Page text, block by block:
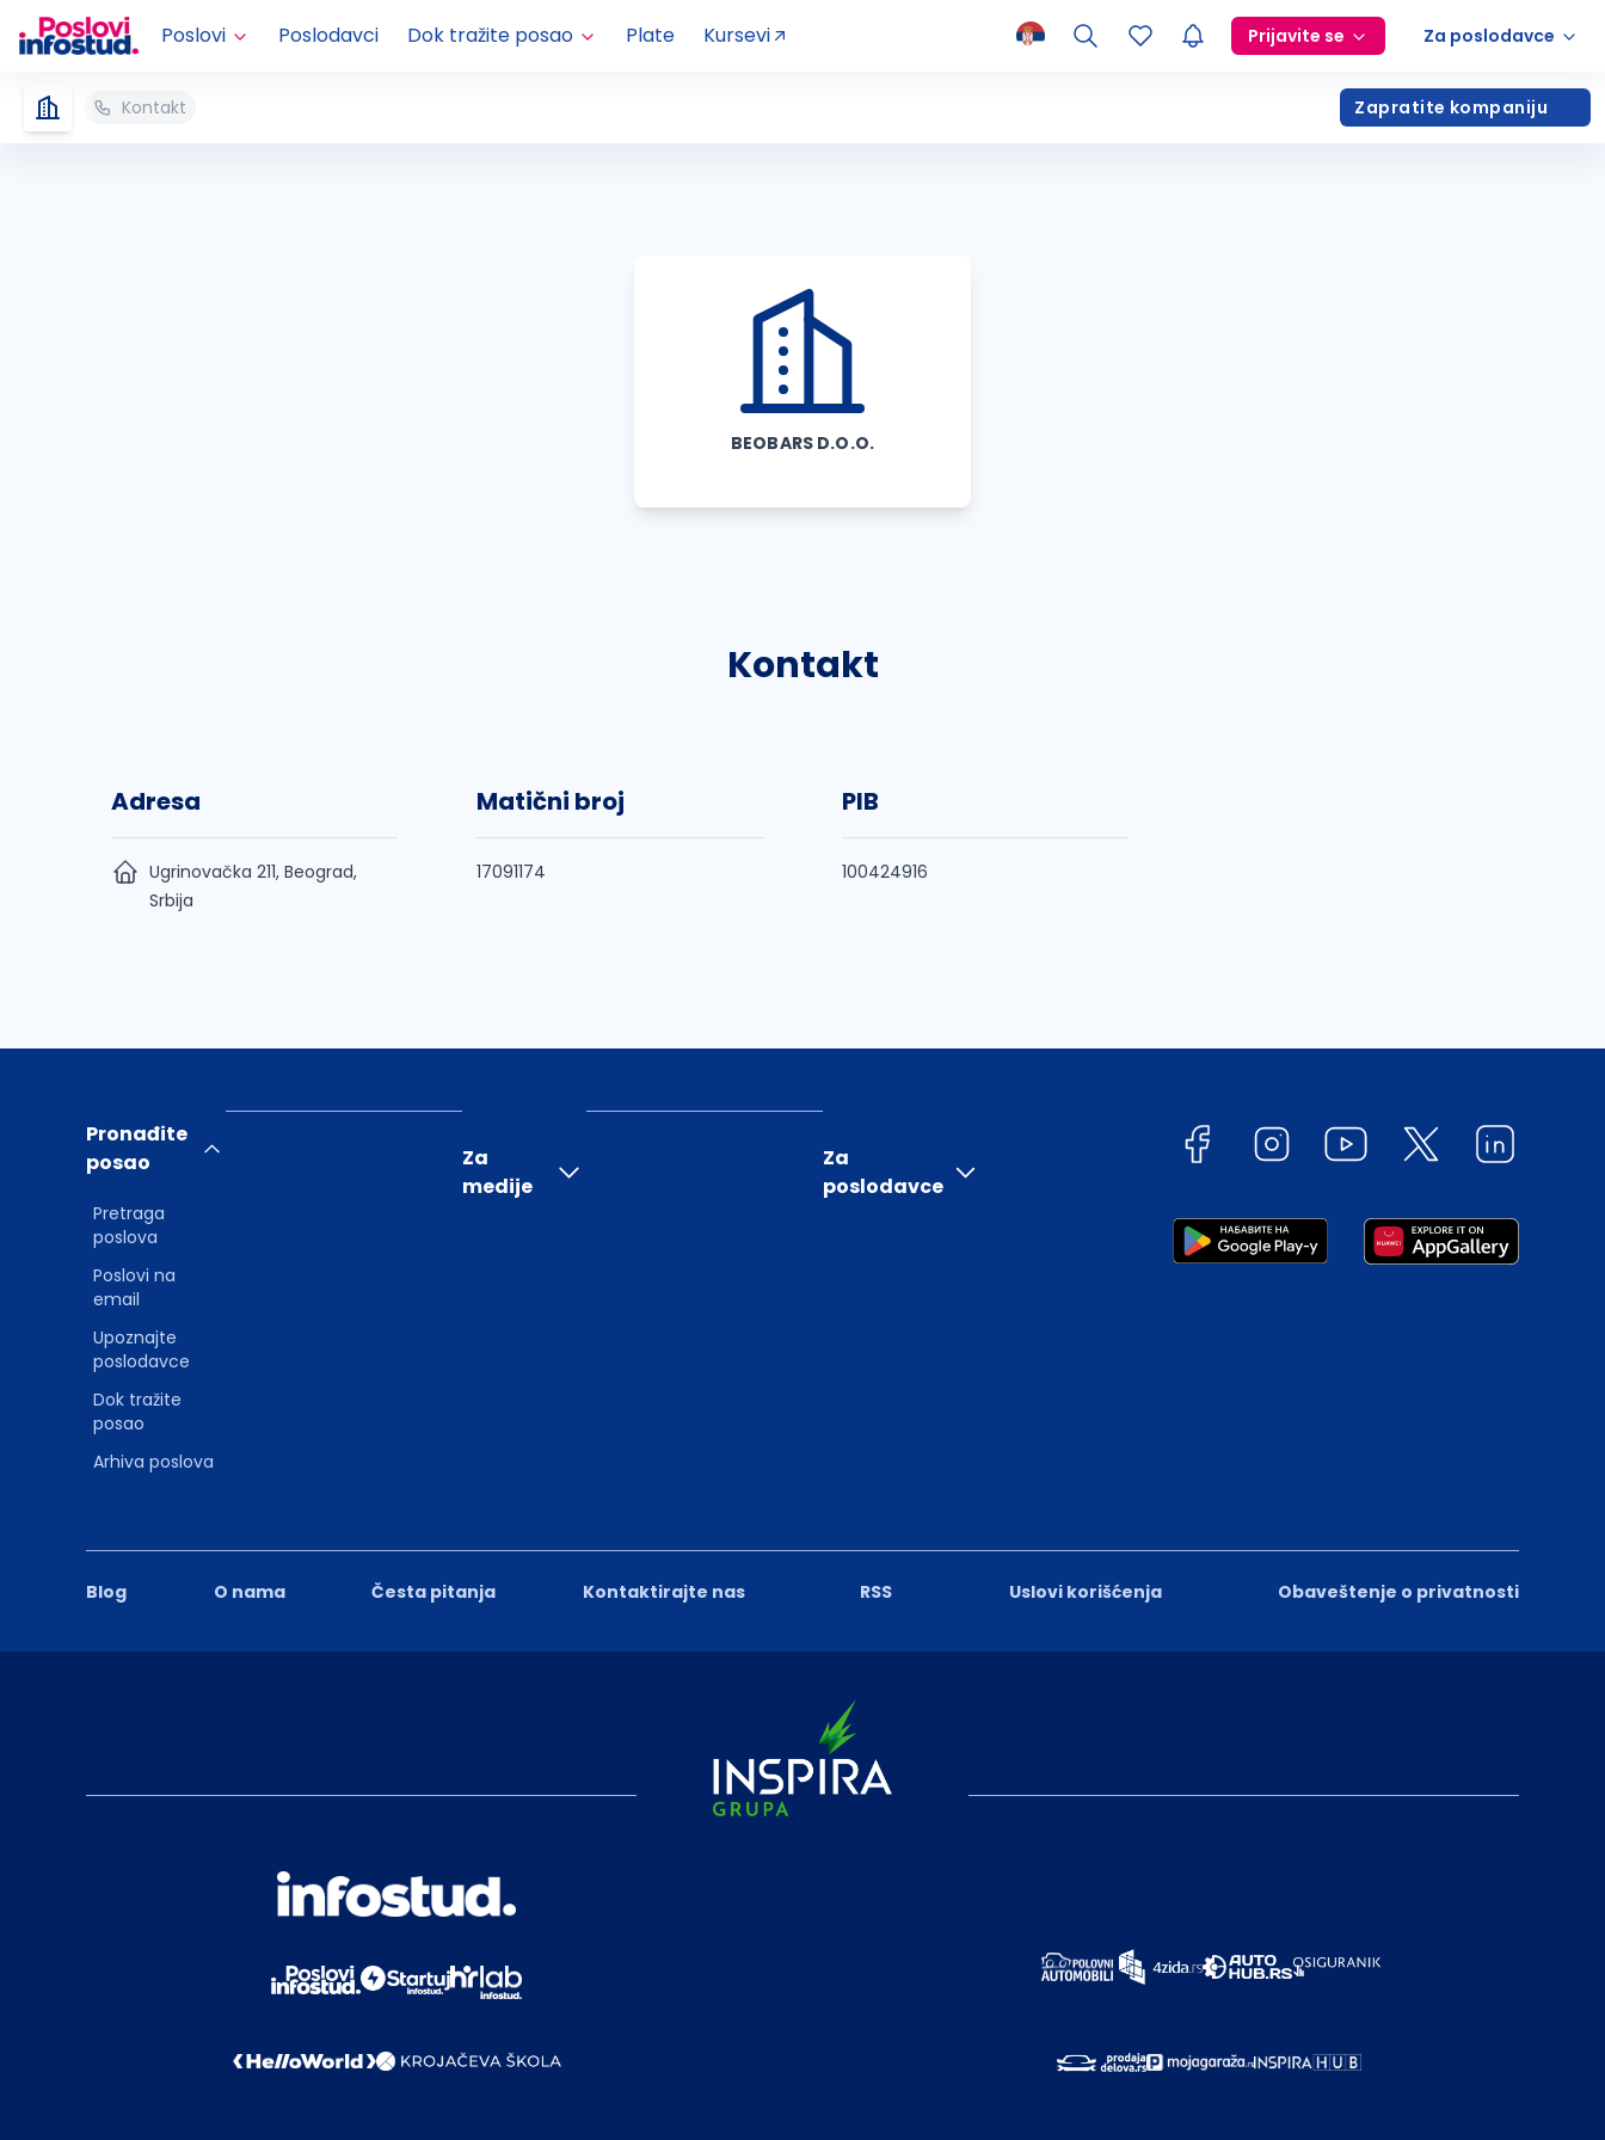
Poslovi Poslodavci Dok tražite posao Plate Kursevi Prijavite se Za poslodavce
Kontakt Zapratite kompaniju
BEOBARS D.O.O.
Kontakt
Adresa
Ugrinovačka 211, Beograd,
Srbija
Matični broj
17091174
PIB
100424916
Blog O nama Česta pitanja Kontaktirajte nas RSS Uslovi korišćenja Obaveštenje o privatnosti
Pronađite
posao
Pretraga
poslova
Poslovi na
email
Upoznajte
poslodavce
Dok tražite
posao
Arhiva poslova
Za
medije
Za
poslodavce